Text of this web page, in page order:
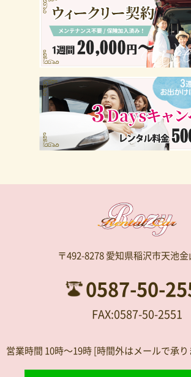
〒492-8278 愛知県稲沢市天池
0587-50-
FAX:0587-50-2551
営業時間 10時～19時 [時間外はメールで承